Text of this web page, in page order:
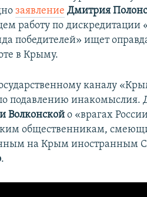
заявление Дмитрия
работу по дискредитации
победителей» ищет
в Крыму.
каналу
подавлению инакомыслия.
Волконскойо «врагах
общественникам,
на Крым иностранным
.